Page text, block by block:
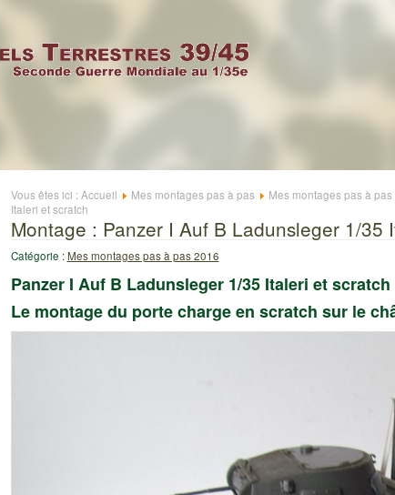
Vous êtes ici : Accueil Mes montages pas à pas Mes montages pas à pas
Italeri et scratch
Montage : Panzer I Auf B Ladunsleger 1/35
Catégorie :Mes montages pas à pas 2016
Panzer I Auf B Ladunsleger 1/35 Italeri et scratch
Le montage du porte charge en scratch sur le